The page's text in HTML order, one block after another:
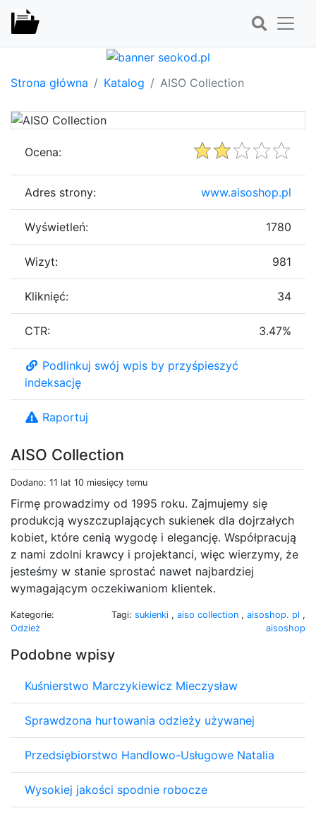
Strona główna Katalog AISO Collection
AISO Collection
Dodano: 11 lat 10 miesięcy temu
Firmę prowadzimy od 1995 roku. Zajmujemy się
produkcją wyszczuplających sukienek dla dojrzałych
kobiet, które cenią wygodę i elegancję. Współpracują
z nami zdolni krawcy i projektanci, więc wierzymy, że
jesteśmy w stanie sprostać nawet najbardziej
wymagającym oczekiwaniom klientek.
Kategorie:
Odzież
Tagi: sukienki , aiso collection , aisoshop. pl ,
aisoshop
Podobne wpisy
Kuśnierstwo Marczykiewicz Mieczysław
Sprawdzona hurtowania odzieży używanej
Przedsiębiorstwo Handlowo-Usługowe Natalia
Wysokiej jakości spodnie robocze
Ocena:
Adres strony: www.aisoshop.pl
Wyświetleń: 1780
Wizyt: 981
Kliknięć: 34
CTR: 3.47%
Podlinkuj swój wpis by przyśpieszyć
indeksację
Raportuj